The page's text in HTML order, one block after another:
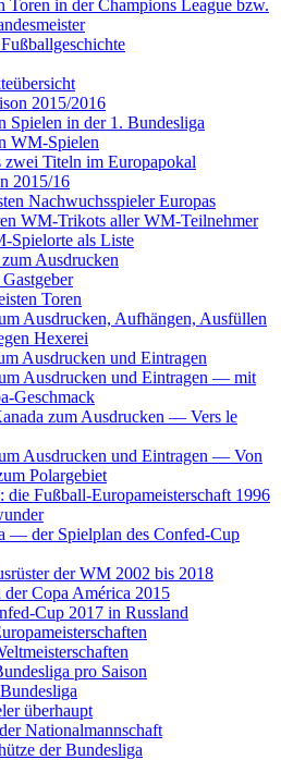
Toren in der Champions League bzw.
2015/2016
Spielen in der 1. Bundesliga
WM-Spielen
zwei Titeln im Europapokal
2015/16
Nachwuchsspieler Europas
WM-Trikots aller WM-Teilnehmer
als Liste
Ausdrucken
Toren
Ausdrucken, Aufhängen, Ausfüllen
Hexerei
Ausdrucken und Eintragen
Ausdrucken und Eintragen — mit
Geschmack
zum Ausdrucken — Vers le
Ausdrucken und Eintragen — Von
Polargebiet
die Fußball-Europameisterschaft 1996
— der Spielplan des Confed-Cup
der WM 2002 bis 2018
Copa América 2015
Cup 2017 in Russland
pro Saison
überhaupt
Nationalmannschaft
der Bundesliga